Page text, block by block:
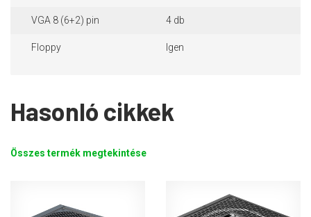
VGA 8 (6+2) pin 4 db
Floppy Igen
Hasonló cikkek
Összes termék megtekintése